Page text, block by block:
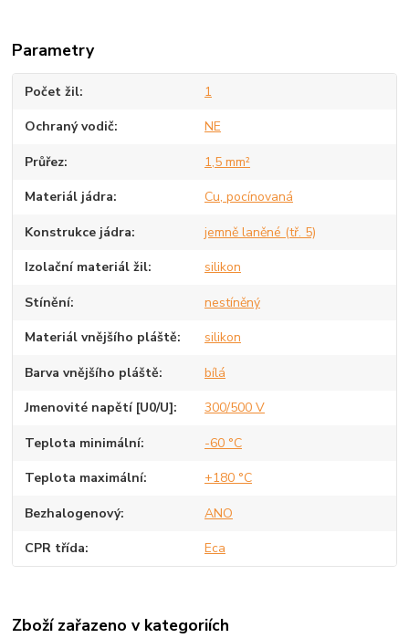
Parametry
Počet žil 1
Ochraný vodič NE
Průřez 1,5 mm²
Materiál jádra Cu, pocínovaná
Konstrukce jádra jemně laněné (tř. 5)
Izolační materiál žil silikon
Stínění nestíněný
Materiál vnějšího pláště silikon
Barva vnějšího pláště bílá
Jmenovité napětí [U0/U] 300/500 V
Teplota minimální -60 °C
Teplota maximální +180 °C
Bezhalogenový ANO
CPR třída Eca
Zboží zařazeno v kategoriích